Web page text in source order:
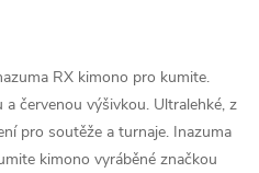
RX kimono pro kumite.
červenou výšivkou. Ultralehké, z
pro soutěže a turnaje. Inazuma
kimono vyráběné značkou